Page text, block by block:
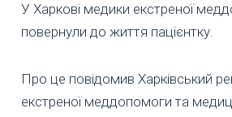
У Харкові медики екстреної
повернули до життя пацієнтку.
Про це повідомив Харківський
екстреної меддопомоги та